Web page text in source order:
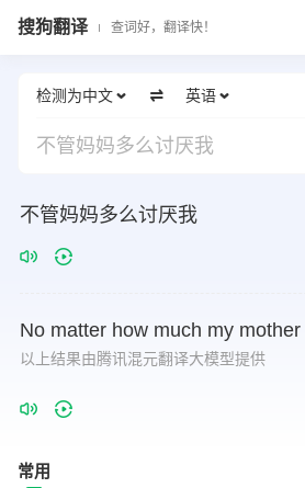
搜狗翻译 查词好，翻译快！
检测为中文 英语
不管妈妈多么讨厌我
不管妈妈多么讨厌我
No matter how much my mother
以上结果由腾讯混元翻译大模型提供
常用